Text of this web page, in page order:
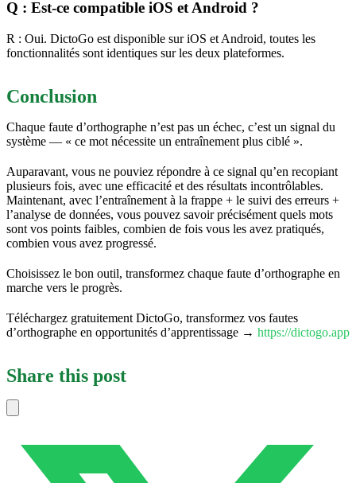
Q : Est-ce compatible iOS et Android ?
R : Oui. DictoGo est disponible sur iOS et Android, toutes les
fonctionnalités sont identiques sur les deux plateformes.
Conclusion
Chaque faute d’orthographe n’est pas un échec, c’est un signal du
système — « ce mot nécessite un entraînement plus ciblé ».
Auparavant, vous ne pouviez répondre à ce signal qu’en recopiant
plusieurs fois, avec une efficacité et des résultats incontrôlables.
Maintenant, avec l’entraînement à la frappe + le suivi des erreurs +
l’analyse de données, vous pouvez savoir précisément quels mots
sont vos points faibles, combien de fois vous les avez pratiqués,
combien vous avez progressé.
Choisissez le bon outil, transformez chaque faute d’orthographe en
marche vers le progrès.
Téléchargez gratuitement DictoGo, transformez vos fautes
d’orthographe en opportunités d’apprentissage → https://dictogo.app
Share this post